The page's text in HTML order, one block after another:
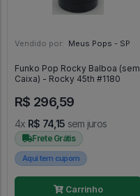
Vendido por: Meus Pops - SP
Funko Pop Rocky Balboa (sem
Caixa) - Rocky 45th #1180
R$ 296,59
4x R$ 74,15 sem juros
Frete Grátis
Aqui tem cupom
Carrinho